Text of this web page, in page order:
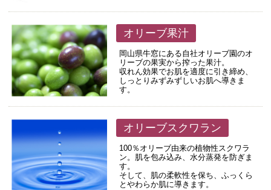
オリーブ果汁
岡山県牛窓にある自社オリーブ園のオ
リーブの果実から搾った果汁。
収れん効果でお肌を適度に引き締め、
しっとりみずみずしいお肌へ導きま
す。
オリーブスクワラン
100％オリーブ由来の植物性スクワラ
ン。肌を包み込み、水分蒸発を防ぎま
す。
そして、肌の柔軟性を保ち、ふっくら
とやわらか肌に導きます。